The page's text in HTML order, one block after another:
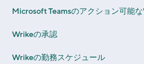
Microsoft Teamsのアクション可能
Wrikeの承認
Wrikeの勤務スケジュール